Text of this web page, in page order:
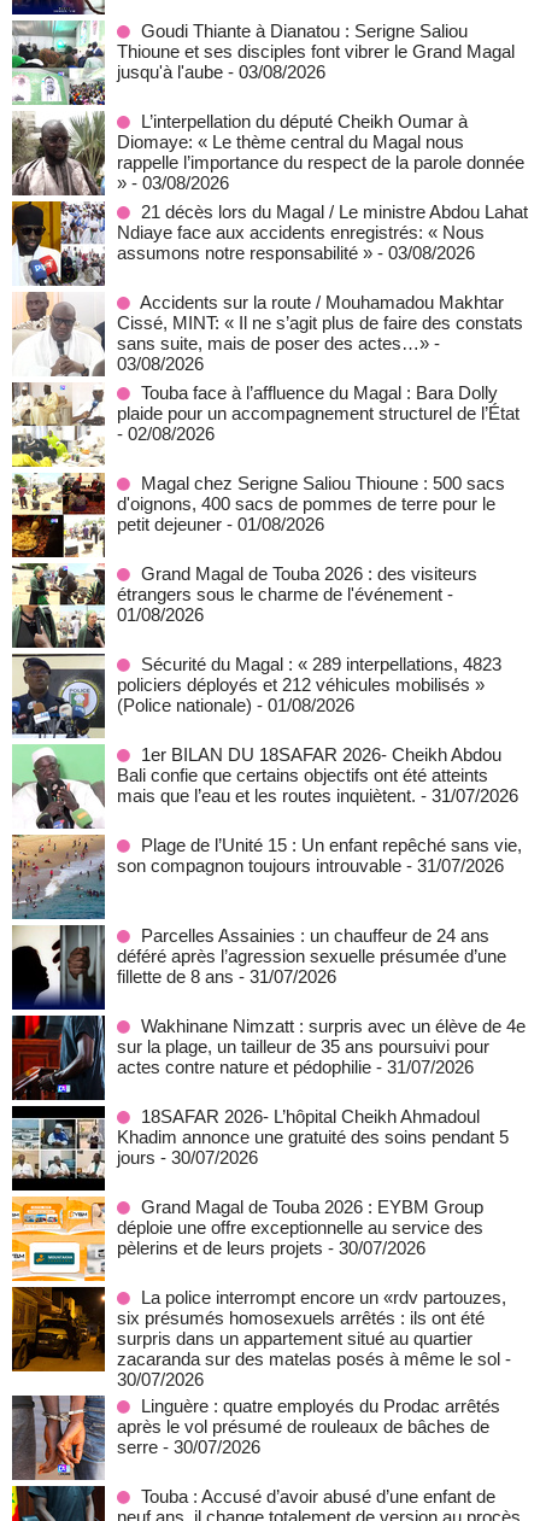
Goudi Thiante à Dianatou : Serigne Saliou
Thioune et ses disciples font vibrer le Grand Magal
jusqu'à l'aube - 03/08/2026
L’interpellation du député Cheikh Oumar à
Diomaye: « Le thème central du Magal nous
rappelle l’importance du respect de la parole donnée
» - 03/08/2026
21 décès lors du Magal / Le ministre Abdou Lahat
Ndiaye face aux accidents enregistrés: « Nous
assumons notre responsabilité » - 03/08/2026
Accidents sur la route / Mouhamadou Makhtar
Cissé, MINT: « Il ne s’agit plus de faire des constats
sans suite, mais de poser des actes…» -
03/08/2026
Touba face à l’affluence du Magal : Bara Dolly
plaide pour un accompagnement structurel de l’État
- 02/08/2026
Magal chez Serigne Saliou Thioune : 500 sacs
d'oignons, 400 sacs de pommes de terre pour le
petit dejeuner - 01/08/2026
Grand Magal de Touba 2026 : des visiteurs
étrangers sous le charme de l'événement -
01/08/2026
Sécurité du Magal : « 289 interpellations, 4823
policiers déployés et 212 véhicules mobilisés »
(Police nationale) - 01/08/2026
1er BILAN DU 18SAFAR 2026- Cheikh Abdou
Bali confie que certains objectifs ont été atteints
mais que l’eau et les routes inquiètent. - 31/07/2026
Plage de l’Unité 15 : Un enfant repêché sans vie,
son compagnon toujours introuvable - 31/07/2026
Parcelles Assainies : un chauffeur de 24 ans
déféré après l’agression sexuelle présumée d’une
fillette de 8 ans - 31/07/2026
Wakhinane Nimzatt : surpris avec un élève de 4e
sur la plage, un tailleur de 35 ans poursuivi pour
actes contre nature et pédophilie - 31/07/2026
18SAFAR 2026- L’hôpital Cheikh Ahmadoul
Khadim annonce une gratuité des soins pendant 5
jours - 30/07/2026
Grand Magal de Touba 2026 : EYBM Group
déploie une offre exceptionnelle au service des
pèlerins et de leurs projets - 30/07/2026
La police interrompt encore un «rdv partouzes,
six présumés homosexuels arrêtés : ils ont été
surpris dans un appartement situé au quartier
zacaranda sur des matelas posés à même le sol -
30/07/2026
Linguère : quatre employés du Prodac arrêtés
après le vol présumé de rouleaux de bâches de
serre - 30/07/2026
Touba : Accusé d’avoir abusé d’une enfant de
neuf ans, il change totalement de version au procès